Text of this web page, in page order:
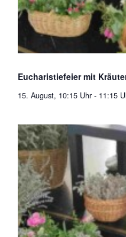
Eucharistiefeier mit
15. August, 10:15 Uhr - 11:15